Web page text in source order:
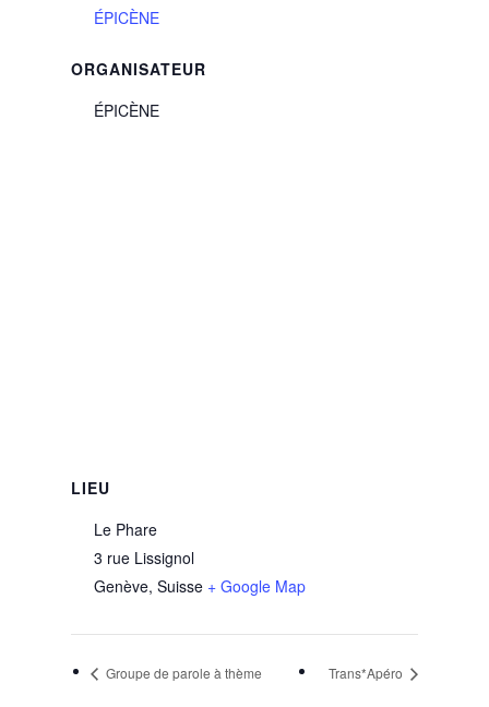
ÉPICÈNE
ORGANISATEUR
ÉPICÈNE
LIEU
Le Phare
3 rue Lissignol
Genève, Suisse + Google Map
Groupe de parole à thème Trans*Apéro